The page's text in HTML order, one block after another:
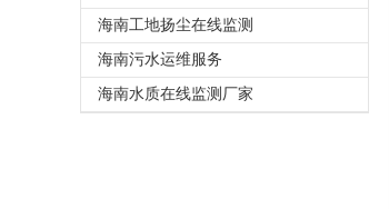
海南工地扬尘在线监测
海南污水运维服务
海南水质在线监测厂家